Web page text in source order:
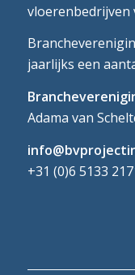
vloerenbedrijven
jaarlijks een
Adama van
+31 (0)6 5133